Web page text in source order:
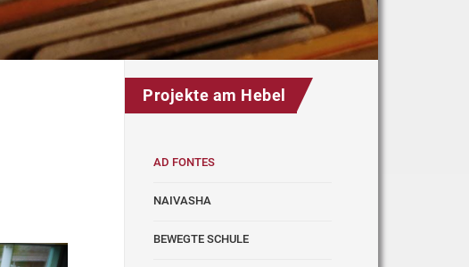
Projekte am Hebel
AD FONTES
NAIVASHA
BEWEGTE SCHULE